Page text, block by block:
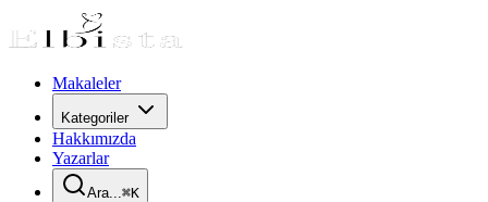
Makaleler
Kategoriler
Hakkımızda
Yazarlar
Ara...⌘K